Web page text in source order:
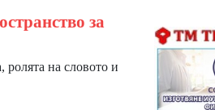
за
ролята на словото и